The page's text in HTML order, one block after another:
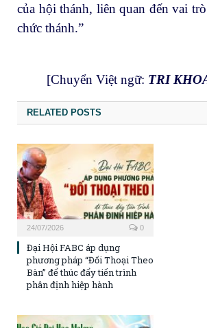
của hội thánh, liên quan đến vai
chức thánh.”
[Chuyển Việt ngữ: TRI
RELATED POSTS
24/07/2026 0
Đại Hội FABC áp dụng
phương pháp “Đối Thoại Theo
Bàn” để thúc đẩy tiến trình
phân định hiệp hành